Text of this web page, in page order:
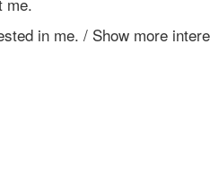
in me. / Show more